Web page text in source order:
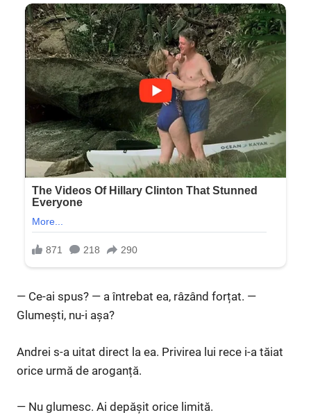
— Ce-ai spus? — a întrebat ea, râzând forțat. —
Glumești, nu-i așa?
Andrei s-a uitat direct la ea. Privirea lui rece i-a tăiat
orice urmă de aroganță.
— Nu glumesc. Ai depășit orice limită.